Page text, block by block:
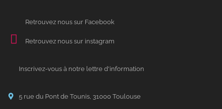
Retrouvez nous sur Facebook
Retrouvez nous sur instagram
Inscrivez-vous à notre lettre d'information
5 rue du Pont de Tounis, 31000 Toulouse